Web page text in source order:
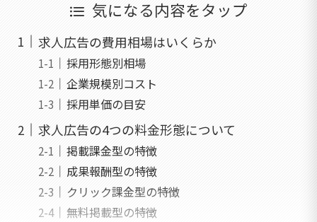
気になる内容をタップ
求人広告の費用相場はいくらか
採用形態別相場
企業規模別コスト
採用単価の目安
求人広告の4つの料金形態について
掲載課金型の特徴
成果報酬型の特徴
クリック課金型の特徴
無料掲載型の特徴